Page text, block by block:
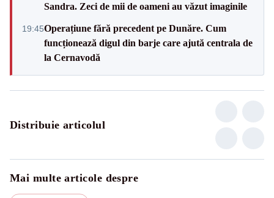
Sandra. Zeci de mii de oameni au văzut imaginile
19:45Operațiune fără precedent pe Dunăre. Cum
funcționează digul din barje care ajută centrala de
la Cernavodă
Distribuie articolul
Mai multe articole despre